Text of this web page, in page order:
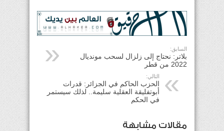
السابق:
بلاتر: نحتاج إلى زلزال لسحب مونديال
2022 من قطر
التالي:
الحزب الحاكم في الجزائر: قدرات
أبوتفليقة العقلية سليمة.. لذلك سيستمر
في الحكم
مقالات مشابهة